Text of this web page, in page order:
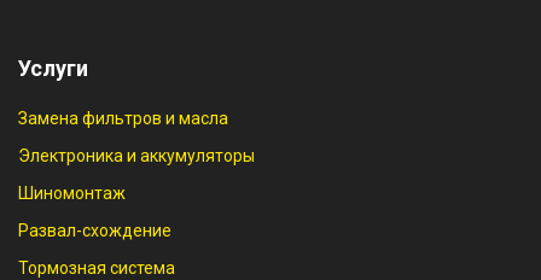
Услуги
Замена фильтров и масла
Электроника и аккумуляторы
Шиномонтаж
Развал-схождение
Тормозная система